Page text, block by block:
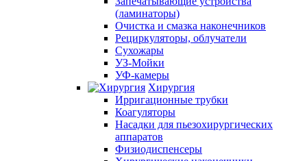
(ламинаторы)
Очистка и смазка наконечников
Рециркуляторы, облучатели
Сухожары
УЗ-Мойки
УФ-камеры
Хирургия
Ирригационные трубки
Коагуляторы
Насадки для пьезохирургических
аппаратов
Физиодиспенсеры